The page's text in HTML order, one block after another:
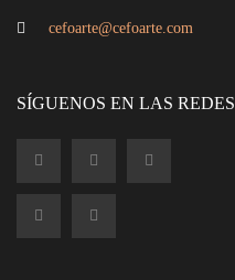
Lámpara cerámica de
52,02 €
cefoarte@cefoarte.com
SÍGUENOS EN LAS